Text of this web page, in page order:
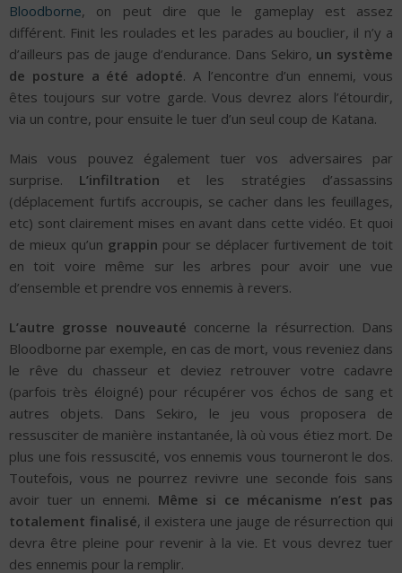
Bloodborne, on peut dire que le gameplay est assez
différent. Finit les roulades et les parades au bouclier, il n’y a
d’ailleurs pas de jauge d’endurance. Dans Sekiro, un système
de posture a été adopté. A l’encontre d’un ennemi, vous
êtes toujours sur votre garde. Vous devrez alors l’étourdir,
via un contre, pour ensuite le tuer d’un seul coup de Katana.
Mais vous pouvez également tuer vos adversaires par
surprise. L’infiltration et les stratégies d’assassins
(déplacement furtifs accroupis, se cacher dans les feuillages,
etc) sont clairement mises en avant dans cette vidéo. Et quoi
de mieux qu’un grappin pour se déplacer furtivement de toit
en toit voire même sur les arbres pour avoir une vue
d’ensemble et prendre vos ennemis à revers.
L’autre grosse nouveauté concerne la résurrection. Dans
Bloodborne par exemple, en cas de mort, vous reveniez dans
le rêve du chasseur et deviez retrouver votre cadavre
(parfois très éloigné) pour récupérer vos échos de sang et
autres objets. Dans Sekiro, le jeu vous proposera de
ressusciter de manière instantanée, là où vous étiez mort. De
plus une fois ressuscité, vos ennemis vous tourneront le dos.
Toutefois, vous ne pourrez revivre une seconde fois sans
avoir tuer un ennemi. Même si ce mécanisme n’est pas
totalement finalisé, il existera une jauge de résurrection qui
devra être pleine pour revenir à la vie. Et vous devrez tuer
des ennemis pour la remplir.